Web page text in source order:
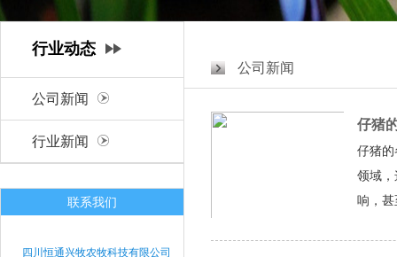
行业动态
公司新闻
行业新闻
联系我们
四川恒通兴牧农牧科技有限公司
公司新闻
仔猪
仔猪
领域
响，